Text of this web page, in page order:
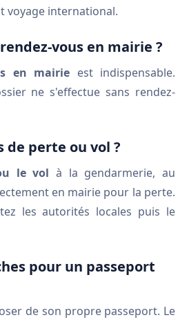
voyage international.
vous en mairie ?
en mairie est indispensable.
ne s'effectue sans rendez-
de perte ou vol ?
le vol à la gendarmerie, au
en mairie pour la perte.
les autorités locales puis le
pour un passeport
de son propre passeport. Le